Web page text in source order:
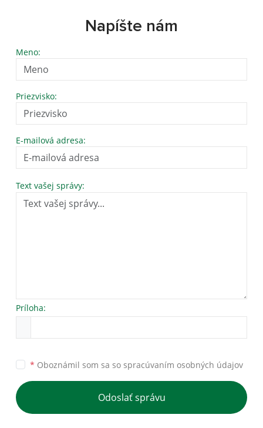
Napíšte nám
Meno:
Priezvisko:
E-mailová adresa:
Text vašej správy:
Príloha:
* Oboznámil som sa so spracúvaním osobných údajov
Odoslať správu